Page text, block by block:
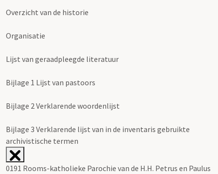
Overzicht van de historie
Organisatie
Lijst van geraadpleegde literatuur
Bijlage 1 Lijst van pastoors
Bijlage 2 Verklarende woordenlijst
Bijlage 3 Verklarende lijst van in de inventaris gebruikte
archivistische termen
0191 Rooms-katholieke Parochie van de H.H. Petrus en Paulus